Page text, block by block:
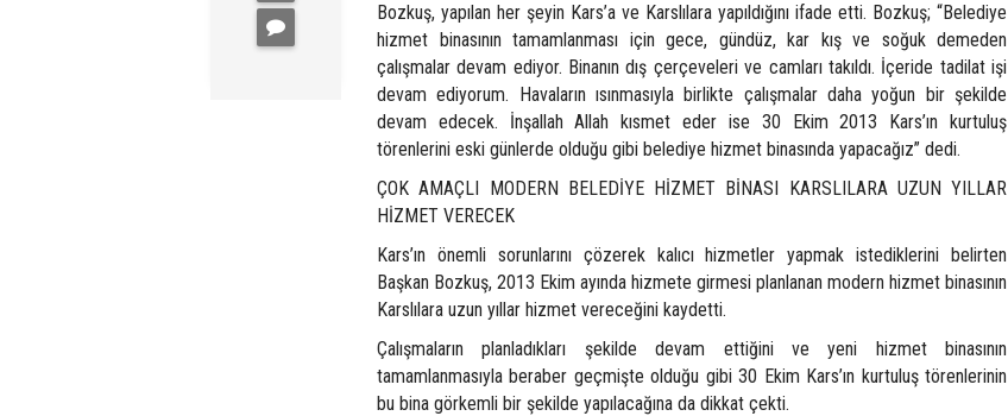
Bozkuş, yapılan her şeyin Kars’a ve Karslılara yapıldığını ifade etti. Bozkuş; “Belediye
hizmet binasının tamamlanması için gece, gündüz, kar kış ve soğuk demeden
çalışmalar devam ediyor. Binanın dış çerçeveleri ve camları takıldı. İçeride tadilat işi
devam ediyorum. Havaların ısınmasıyla birlikte çalışmalar daha yoğun bir şekilde
devam edecek. İnşallah Allah kısmet eder ise 30 Ekim 2013 Kars’ın kurtuluş
törenlerini eski günlerde olduğu gibi belediye hizmet binasında yapacağız” dedi.
ÇOK AMAÇLI MODERN BELEDİYE HİZMET BİNASI KARSLILARA UZUN YILLAR
HİZMET VERECEK
Kars’ın önemli sorunlarını çözerek kalıcı hizmetler yapmak istediklerini belirten
Başkan Bozkuş, 2013 Ekim ayında hizmete girmesi planlanan modern hizmet binasının
Karslılara uzun yıllar hizmet vereceğini kaydetti.
Çalışmaların planladıkları şekilde devam ettiğini ve yeni hizmet binasının
tamamlanmasıyla beraber geçmişte olduğu gibi 30 Ekim Kars’ın kurtuluş törenlerinin
bu bina görkemli bir şekilde yapılacağına da dikkat çekti.